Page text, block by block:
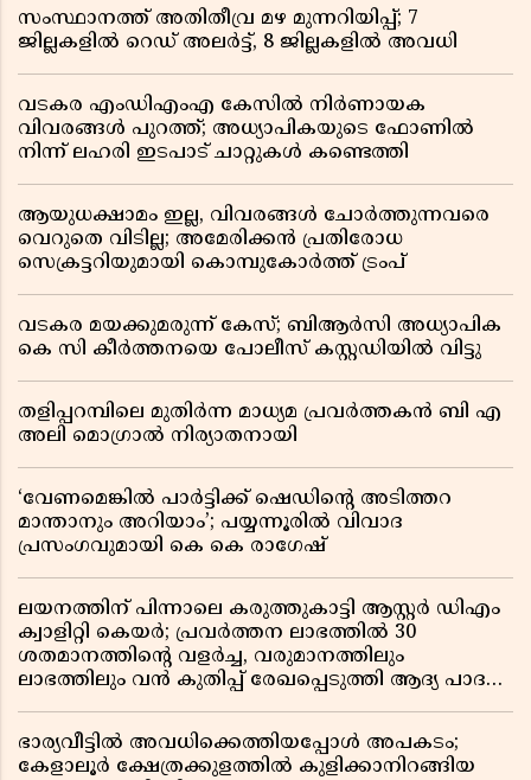
സംസ്ഥാനത്ത് അതിതീവ്ര മഴ മുന്നറിയിപ്പ്; 7
ജില്ലകളിൽ റെഡ് അലർട്ട്, 8 ജില്ലകളിൽ അവധി
വടകര എംഡിഎംഎ കേസിൽ നിർണായക
വിവരങ്ങൾ പുറത്ത്; അധ്യാപികയുടെ ഫോണിൽ
നിന്ന് ലഹരി ഇടപാട് ചാറ്റുകൾ കണ്ടെത്തി
ആയുധക്ഷാമം ഇല്ല, വിവരങ്ങൾ ചോർത്തുന്നവരെ
വെറുതെ വിടില്ല; അമേരിക്കൻ പ്രതിരോധ
സെക്രട്ടറിയുമായി കൊമ്പുകോർത്ത് ട്രംപ്
വടകര മയക്കുമരുന്ന് കേസ്; ബിആർസി അധ്യാപിക
കെ സി കീർത്തനയെ പോലീസ് കസ്റ്റഡിയിൽ വിട്ടു
തളിപ്പറമ്പിലെ മുതിർന്ന മാധ്യമ പ്രവർത്തകൻ ബി എ
അലി മൊഗ്രാൽ നിര്യാതനായി
‘വേണമെങ്കിൽ പാർട്ടിക്ക് ഷെഡിൻ്റെ അടിത്തറ
മാന്താനും അറിയാം’; പയ്യന്നൂരിൽ വിവാദ
പ്രസംഗവുമായി കെ കെ രാഗേഷ്
ലയനത്തിന് പിന്നാലെ കരുത്തുകാട്ടി ആസ്റ്റർ ഡിഎം
ക്വാളിറ്റി കെയർ; പ്രവർത്തന ലാഭത്തിൽ 30
ശതമാനത്തിൻ്റെ വളർച്ച, വരുമാനത്തിലും
ലാഭത്തിലും വൻ കുതിപ്പ് രേഖപ്പെടുത്തി ആദ്യ പാദ
ഭാര്യവീട്ടിൽ അവധിക്കെത്തിയപ്പോൾ അപകടം;
കേളാലൂർ ക്ഷേത്രക്കുളത്തിൽ കുളിക്കാനിറങ്ങിയ